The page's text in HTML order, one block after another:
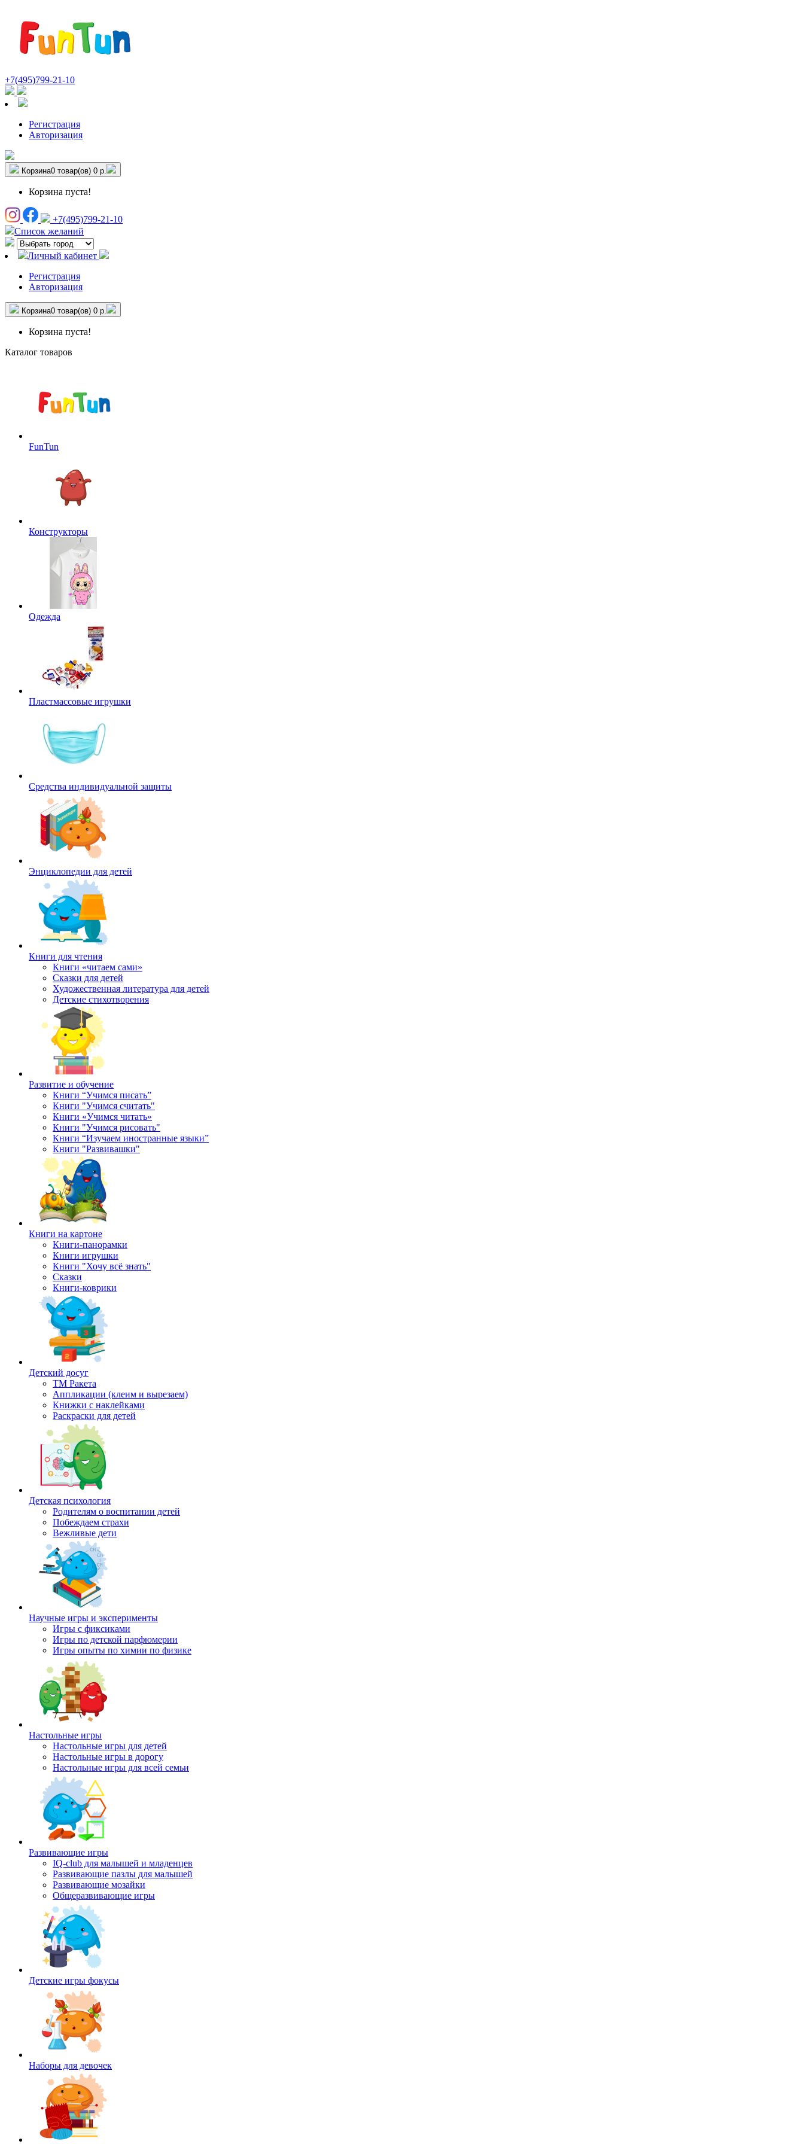
+7(495)799-21-10
Регистрация
Авторизация
Корзина0 товар(ов) 0 р.
Корзина пуста!
+7(495)799-21-10
Список желаний
Личный кабинет
Регистрация
Авторизация
Корзина0 товар(ов) 0 р.
Корзина пуста!
Каталог товаров
FunTun
Конструкторы
Одежда
Пластмассовые игрушки
Средства индивидуальной защиты
Энциклопедии для детей
Книги для чтения
Книги «читаем сами»
Сказки для детей
Художественная литература для детей
Детские стихотворения
Развитие и обучение
Книги “Учимся писать”
Книги "Учимся считать"
Книги «Учимся читать»
Книги "Учимся рисовать"
Книги “Изучаем иностранные языки”
Книги "Развивашки"
Книги на картоне
Книги-панорамки
Книги игрушки
Книги "Хочу всё знать"
Сказки
Книги-коврики
Детский досуг
ТМ Ракета
Аппликации (клеим и вырезаем)
Книжки с наклейками
Раскраски для детей
Детская психология
Родителям о воспитании детей
Побеждаем страхи
Вежливые дети
Научные игры и эксперименты
Игры с фиксиками
Игры по детской парфюмерии
Игры опыты по химии по физике
Настольные игры
Настольные игры для детей
Настольные игры в дорогу
Настольные игры для всей семьи
Развивающие игры
IQ-club для малышей и младенцев
Развивающие пазлы для малышей
Развивающие мозайки
Общеразвивающие игры
Детские игры фокусы
Наборы для девочек